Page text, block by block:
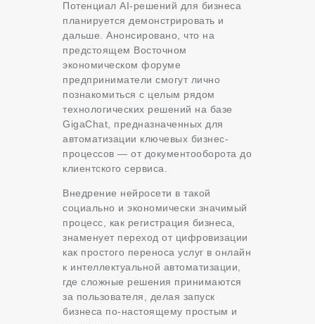
Потенциал AI-решений для бизнеса
планируется демонстрировать и
дальше. Анонсировано, что на
предстоящем Восточном
экономическом форуме
предприниматели смогут лично
познакомиться с целым рядом
технологических решений на базе
GigaChat, предназначенных для
автоматизации ключевых бизнес-
процессов — от документооборота до
клиентского сервиса.
Внедрение нейросети в такой
социально и экономически значимый
процесс, как регистрация бизнеса,
знаменует переход от цифровизации
как простого переноса услуг в онлайн
к интеллектуальной автоматизации,
где сложные решения принимаются
за пользователя, делая запуск
бизнеса по-настоящему простым и